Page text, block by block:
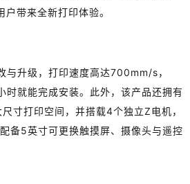
带来全新打印体验。
与升级，打印速度高达700mm/s，
时就能完成安装。此外，该产品还拥有
打印空间，并搭载4个独立Z电机，
备5英寸可更换触摸屏、摄像头与遥控